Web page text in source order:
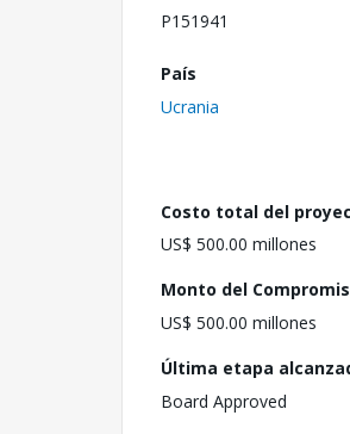
P151941
País
Ucrania
Costo total del
US$ 500.00 millones
Monto del
US$ 500.00 millones
Última etapa
Board Approved